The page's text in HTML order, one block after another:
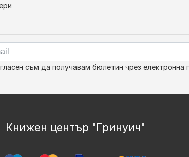
съм да получавам бюлетин чрез електронна
Книжен център "Гринуич"